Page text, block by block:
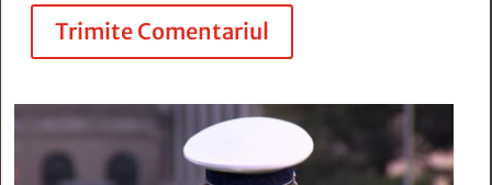
Trimite Comentariul